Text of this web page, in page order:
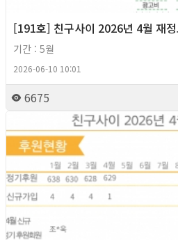
[191호] 친구사이 2026년 4월 재
기간 : 5월
2026-06-10 10:01
6675